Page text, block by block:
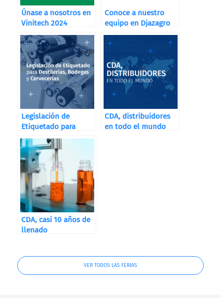
Únase a nosotros en
Vinitech 2024
Conoce a nuestro
equipo en Djazagro
Legislación de
Etiquetado para
Destilerías, Bodegas
y Cervecerías
CDA, distribuidores
en todo el mundo
CDA, casi 10 años de
llenado
VER TODOS LAS FERIAS